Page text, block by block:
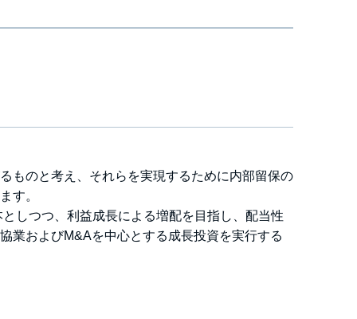
ものと考え、それらを実現するために内部留保の
す。
しつつ、利益成長による増配を目指し、配当性
業およびM&Aを中心とする成長投資を実行する